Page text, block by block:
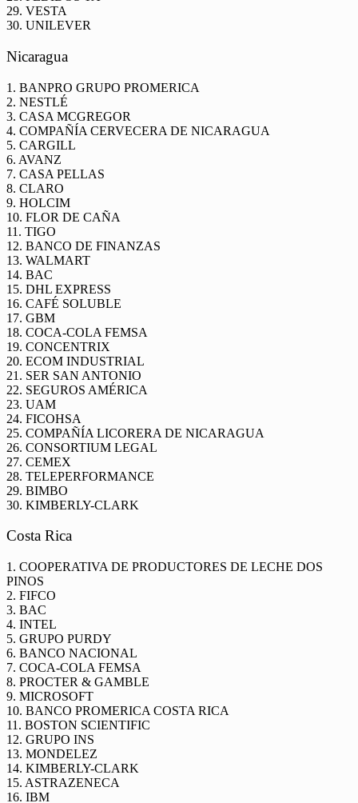
29. VESTA
30. UNILEVER
Nicaragua
1. BANPRO GRUPO PROMERICA
2. NESTLÉ
3. CASA MCGREGOR
4. COMPAÑÍA CERVECERA DE NICARAGUA
5. CARGILL
6. AVANZ
7. CASA PELLAS
8. CLARO
9. HOLCIM
10. FLOR DE CAÑA
11. TIGO
12. BANCO DE FINANZAS
13. WALMART
14. BAC
15. DHL EXPRESS
16. CAFÉ SOLUBLE
17. GBM
18. COCA-COLA FEMSA
19. CONCENTRIX
20. ECOM INDUSTRIAL
21. SER SAN ANTONIO
22. SEGUROS AMÉRICA
23. UAM
24. FICOHSA
25. COMPAÑÍA LICORERA DE NICARAGUA
26. CONSORTIUM LEGAL
27. CEMEX
28. TELEPERFORMANCE
29. BIMBO
30. KIMBERLY-CLARK
Costa Rica
1. COOPERATIVA DE PRODUCTORES DE LECHE DOS
PINOS
2. FIFCO
3. BAC
4. INTEL
5. GRUPO PURDY
6. BANCO NACIONAL
7. COCA-COLA FEMSA
8. PROCTER & GAMBLE
9. MICROSOFT
10. BANCO PROMERICA COSTA RICA
11. BOSTON SCIENTIFIC
12. GRUPO INS
13. MONDELEZ
14. KIMBERLY-CLARK
15. ASTRAZENECA
16. IBM